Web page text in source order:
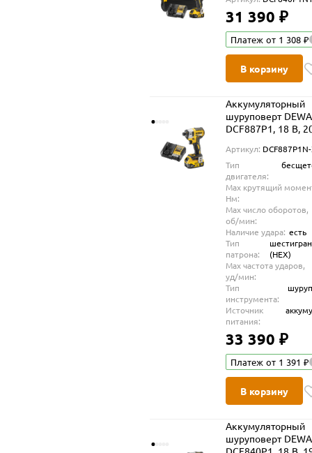
5 Ач и ЗУ, в кейсе
TSTAK
31 390 ₽
Платеж от 1 308 ₽
В корзину
Аккумуляторный
шуруповерт
DCF887P1, 18 В,
5 Ач и ЗУ
XJ)
Артикул:
Тип
двигателя:
Max крутящий
Нм:
Max число оборотов,
об/мин:
Наличие удара: есть
Тип
патрона:
(HEX)
Max частота ударов,
уд/мин:
Тип
инструмента:
Источник
питания:
33 390 ₽
Платеж от 1 391 ₽
В корзину
Аккумуляторный
шуруповерт